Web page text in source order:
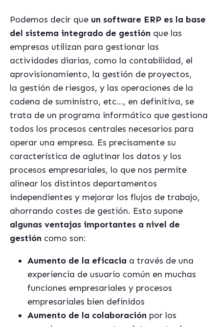
Podemos decir que un software ERP es la base
del sistema integrado de gestión que las
empresas utilizan para gestionar las
actividades diarias, como la contabilidad, el
aprovisionamiento, la gestión de proyectos,
la gestión de riesgos, y las operaciones de la
cadena de suministro, etc…, en definitiva, se
trata de un programa informático que gestiona
todos los procesos centrales necesarios para
operar una empresa. Es precisamente su
característica de aglutinar los datos y los
procesos empresariales, lo que nos permite
alinear los distintos departamentos
independientes y mejorar los flujos de trabajo,
ahorrando costes de gestión. Esto supone
algunas ventajas importantes a nivel de
gestión como son:
Aumento de la eficacia a través de una
experiencia de usuario común en muchas
funciones empresariales y procesos
empresariales bien definidos
Aumento de la colaboración por los